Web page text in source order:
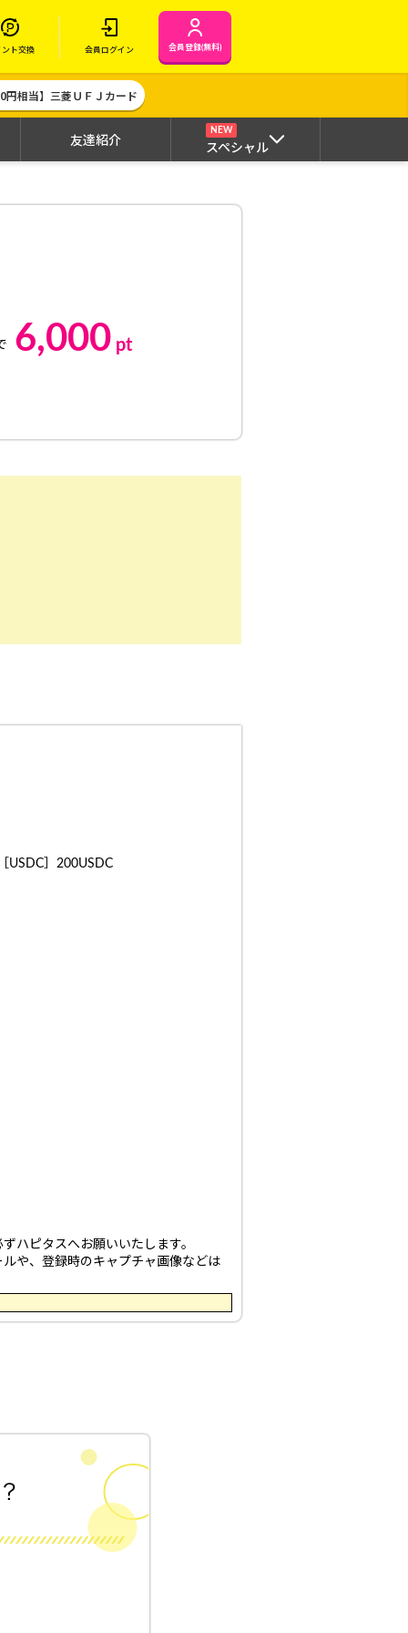
ント交換 会員ログイン 会員登録(無料)
円相当】三菱ＵＦＪカード
友達紹介
NEW
スペシャル
6,000 pt
USDC］200USDC
ハピタスへお願いいたします。
や、登録時のキャプチャ画像などは